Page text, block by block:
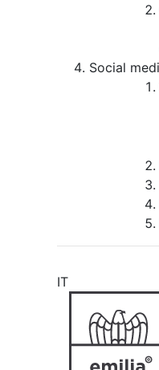
Social
IT